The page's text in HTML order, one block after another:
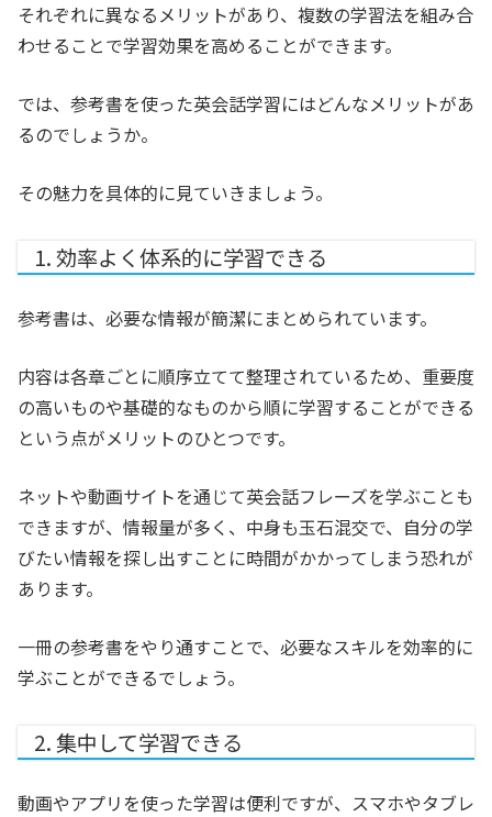
それぞれに異なるメリットがあり、複数の学習法を組み合
わせることで学習効果を高めることができます。
では、参考書を使った英会話学習にはどんなメリットがあ
るのでしょうか。
その魅力を具体的に見ていきましょう。
1. 効率よく体系的に学習できる
参考書は、必要な情報が簡潔にまとめられています。
内容は各章ごとに順序立てて整理されているため、重要度
の高いものや基礎的なものから順に学習することができる
という点がメリットのひとつです。
ネットや動画サイトを通じて英会話フレーズを学ぶことも
できますが、情報量が多く、中身も玉石混交で、自分の学
びたい情報を探し出すことに時間がかかってしまう恐れが
あります。
一冊の参考書をやり通すことで、必要なスキルを効率的に
学ぶことができるでしょう。
2. 集中して学習できる
動画やアプリを使った学習は便利ですが、スマホやタブレ